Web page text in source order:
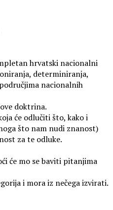
hrvatski nacionalni
determiniranja,
nacionalnih
doktrina.
će odlučiti što, kako i
što nam nudi znanost)
za te odluke.
će mo se baviti pitanjima
i mora iz nečega izvirati.